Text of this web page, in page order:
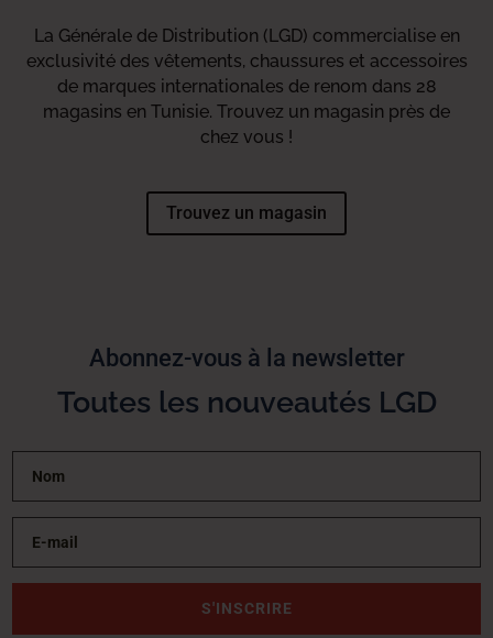
La Générale de Distribution (LGD) commercialise en
exclusivité des vêtements, chaussures et accessoires
de marques internationales de renom dans 28
magasins en Tunisie. Trouvez un magasin près de
chez vous !
Trouvez un magasin
Abonnez-vous à la newsletter
Toutes les nouveautés LGD
S'INSCRIRE